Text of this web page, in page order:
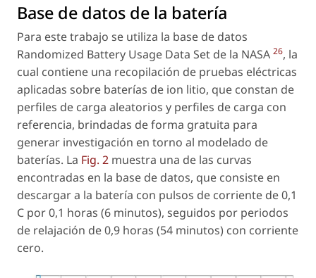
Base de datos de la batería
Para este trabajo se utiliza la base de datos
Randomized Battery Usage Data Set de la NASA 26, la
cual contiene una recopilación de pruebas eléctricas
aplicadas sobre baterías de ion litio, que constan de
perfiles de carga aleatorios y perfiles de carga con
referencia, brindadas de forma gratuita para
generar investigación en torno al modelado de
baterías. La Fig. 2 muestra una de las curvas
encontradas en la base de datos, que consiste en
descargar a la batería con pulsos de corriente de 0,1
C por 0,1 horas (6 minutos), seguidos por periodos
de relajación de 0,9 horas (54 minutos) con corriente
cero.